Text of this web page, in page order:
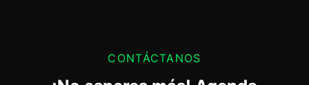
CONTÁCTANOS